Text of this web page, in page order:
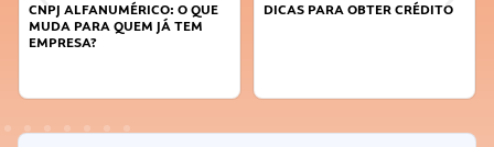
CNPJ ALFANUMÉRICO: O QUE
MUDA PARA QUEM JÁ TEM
EMPRESA?
DICAS PARA OBTER CRÉDITO